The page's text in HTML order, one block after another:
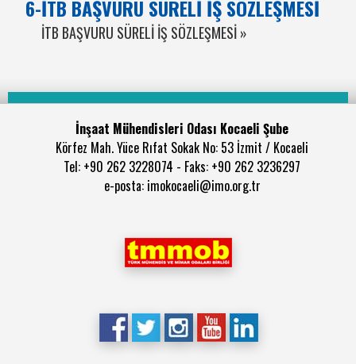
6-İTB BAŞVURU SÜRELİ İŞ SÖZLEŞMESİ
İTB BAŞVURU SÜRELİ İŞ SÖZLEŞMESİ »
İnşaat Mühendisleri Odası Kocaeli Şube
Körfez Mah. Yüce Rıfat Sokak No: 53 İzmit / Kocaeli
Tel: +90 262 3228074 - Faks: +90 262 3236297
e-posta: imokocaeli@imo.org.tr